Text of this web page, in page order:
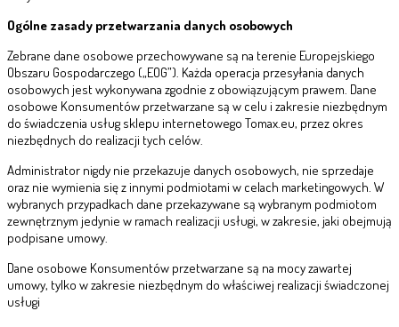
Ogólne zasady przetwarzania danych osobowych
Zebrane dane osobowe przechowywane są na terenie Europejskiego
Obszaru Gospodarczego („EOG”). Każda operacja przesyłania danych
osobowych jest wykonywana zgodnie z obowiązującym prawem. Dane
osobowe Konsumentów przetwarzane są w celu i zakresie niezbędnym
do świadczenia usług sklepu internetowego Tomax.eu, przez okres
niezbędnych do realizacji tych celów.
Administrator nigdy nie przekazuje danych osobowych, nie sprzedaje
oraz nie wymienia się z innymi podmiotami w celach marketingowych. W
wybranych przypadkach dane przekazywane są wybranym podmiotom
zewnętrznym jedynie w ramach realizacji usługi, w zakresie, jaki obejmują
podpisane umowy.
Dane osobowe Konsumentów przetwarzane są na mocy zawartej
umowy, tylko w zakresie niezbędnym do właściwej realizacji świadczonej
usługi